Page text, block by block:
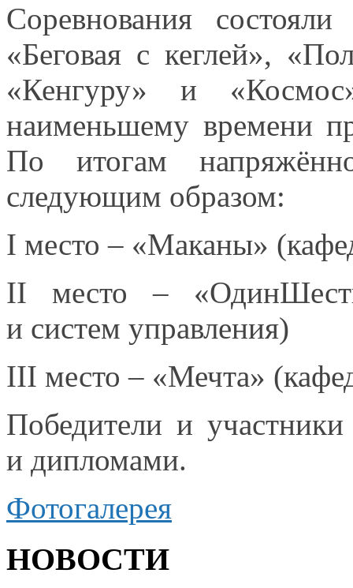
Соревнования
«Беговая с кеглей»,
«Кенгуру» и
наименьшему времени
По итогам
следующим образом:
I место – «Маканы»
II место –
и систем управления)
III место – «Мечта»
Победителии участники
и дипломами.
Фотогалерея
НОВОСТИ